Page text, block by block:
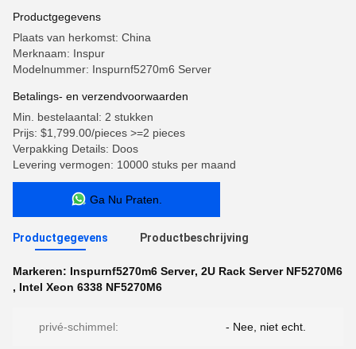
Productgegevens
Plaats van herkomst: China
Merknaam: Inspur
Modelnummer: Inspurnf5270m6 Server
Betalings- en verzendvoorwaarden
Min. bestelaantal: 2 stukken
Prijs: $1,799.00/pieces >=2 pieces
Verpakking Details: Doos
Levering vermogen: 10000 stuks per maand
Ga Nu Praten.
Productgegevens Productbeschrijving
Markeren: Inspurnf5270m6 Server, 2U Rack Server NF5270M6
, Intel Xeon 6338 NF5270M6
privé-schimmel: - Nee, niet echt.